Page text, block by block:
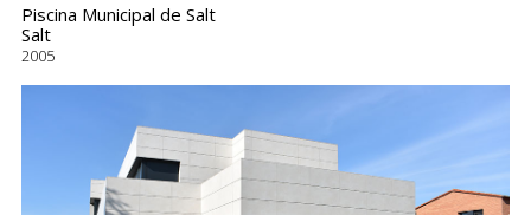
Piscina Municipal de Salt
Salt
2005